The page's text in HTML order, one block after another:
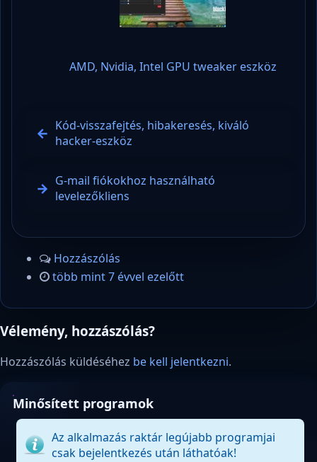
AMD, Nvidia, Intel GPU tweaker eszköz
Kód-visszafejtés, hibakeresés, kiváló
hacker-eszköz
G-mail fiókokhoz használható
levelezőkliens
Hozzászólás
több mint 7 évvel ezelőtt
Vélemény, hozzászólás?
Hozzászólás küldéséhez be kell jelentkezni.
Minősített programok
Az alkalmazás raktár legújabb programjai
csak bejelentkezés után láthatóak!